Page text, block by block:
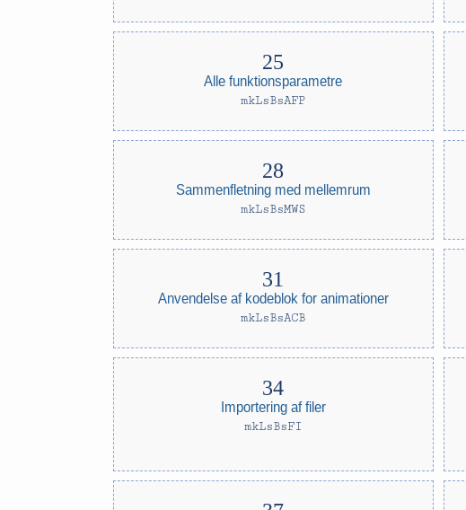
Alle funktionsparametre
mkLsBsAFP
Sammenfletning med mellemrum
mkLsBsMWS
Anvendelse af kodeblok for animationer
mkLsBsACB
Importering af filer
mkLsBsFI